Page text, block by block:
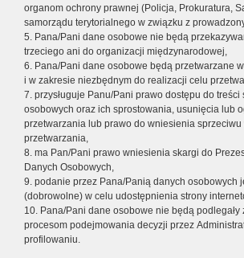
organom ochrony prawnej (Policja, Prokuratura,
samorządu terytorialnego w związku z
5. Pana/Pani dane osobowe nie będą
trzeciego ani do organizacji międzynarodowej,
6. Pana/Pani dane osobowe będą przetwarzane
i w zakresie niezbędnym do realizacji celu
7. przysługuje Panu/Pani prawo dostępu do treści
osobowych oraz ich sprostowania, usunięcia lub
przetwarzania lub prawo do wniesienia sprzeciwu
przetwarzania,
8. ma Pan/Pani prawo wniesienia skargi do
Danych Osobowych,
9. podanie przez Pana/Panią danych osobowych
(dobrowolne) w celu udostępnienia strony
10. Pana/Pani dane osobowe nie będą podlegały
procesom podejmowania decyzji przez
profilowaniu.